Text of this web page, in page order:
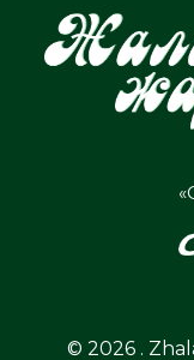
© 2026 .